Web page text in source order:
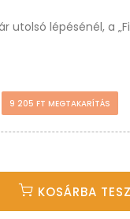
utolsó lépésénél, a
9 205 FT MEGTAKARÍTÁS
KOSÁRBA TESZ